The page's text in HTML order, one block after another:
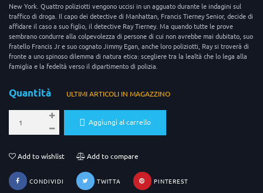
New York. Quattro poliziotti vengono uccisi in un agguato durante le indagini sul
traffico di droga. Il capo dei detective di Manhattan, Francis Tierney Senior, decide di
affidare il caso a suo figlio, il detective Ray Tierney. Ma quando tutte le prove
sembrano condurre alla colpevolezza di persone di cui non avrebbe mai dubitato, suo
fratello Francis Jr e suo cognato Jimmy Egan, anche loro poliziotti, Ray si troverà di
fronte a uno spinoso dilemma di natura etica: scegliere tra la lealtà che lo lega alla
famiglia e la fedeltà verso il dipartimento di polizia.
Quantità ULTIMI ARTICOLI IN MAGAZZINO
Aggiungi al carrello
Add to wishlist Add to compare
CONDIVIDI TWITTA PINTEREST